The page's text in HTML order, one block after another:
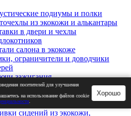
подиумы и полки
из экокожи и алькантары
в двери и чехлы
салона в экокоже
ограничители и доводчики
зажигания
и переключатели
салона и багажника
педалей и порогов
сидений из экокожи,
посетителей для улучшения
на использование файлов cookie
.
Хорошо